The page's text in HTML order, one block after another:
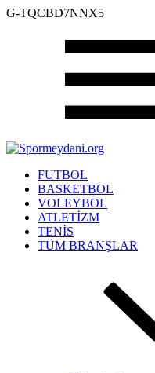
G-TQCBD7NNX5
FUTBOL
BASKETBOL
VOLEYBOL
ATLETİZM
TENİS
TÜM BRANŞLAR